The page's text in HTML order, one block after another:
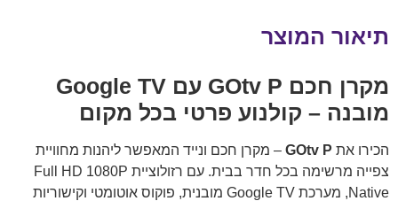
תיאור המוצר
מקרן חכם GOtv P עם Google TV
מובנה – קולנוע פרטי בכל מקום
הכירו את GOtv P – מקרן חכם ונייד המאפשר ליהנות מחוויית
צפייה מרשימה בכל חדר בבית. עם רזולוציית Full HD 1080P
Native, מערכת Google TV מובנית, פוקוס אוטומטי וקישוריות